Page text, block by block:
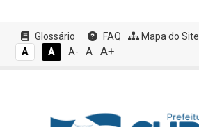
Glossário FAQ Mapa do Site
A
A A- A A+